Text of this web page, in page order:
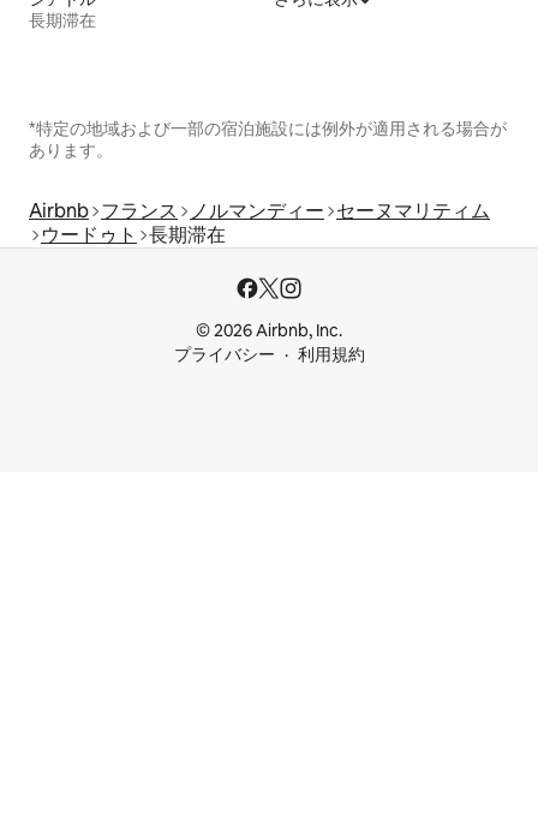
長期滞在
*特定の地域および一部の宿泊施設には例外が適用される場合が
あります。
Airbnb フランス ノルマンディー セーヌマリティム
ウードゥト
長期滞在
© 2026 Airbnb, Inc.
プライバシー
利用規約